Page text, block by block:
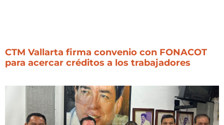
CTM Vallarta firma convenio con FONACOT
para acercar créditos a los trabajadores